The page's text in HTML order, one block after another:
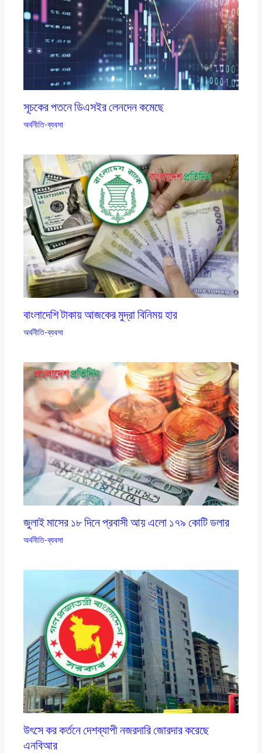
সূচকের পতনে ডিএসইর লেনদেন কমেছে
অর্থনীতি-ব্যবসা
বাংলাদেশি টাকায় আজকের মুদ্রা বিনিময় হার
অর্থনীতি-ব্যবসা
জুলাই মাসের ১৮ দিনে প্রবাসী আয় এলাে ১৭৯ কোটি ডলার
অর্থনীতি-ব্যবসা
উৎসে কর কর্তনে দেশব্যাপী নজরদারি জোরদার করেছে
এনবিআর